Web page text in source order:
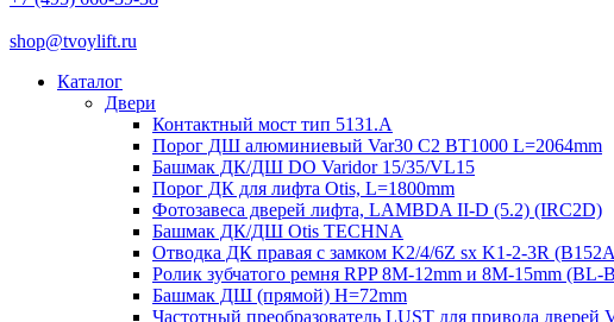
shop@tvoylift.ru
Каталог
Двери
Контактный мост тип 5131.A
Порог ДШ алюминиевый Var30 C2 BT1000 L=2064mm
Башмак ДК/ДШ DO Varidor 15/35/VL15
Порог ДК для лифта Otis, L=1800mm
Фотозавеса дверей лифта, LAMBDA II-D (5.2) (IRC2D)
Башмак ДК/ДШ Otis TECHNA
Отводка ДК правая с замком K2/4/6Z sx K1-2-3R
Ролик зубчатого ремня RPP 8M-12mm и 8M-15mm
Башмак ДШ (прямой) H=72mm
Частотный преобразователь LUST для привода дверей